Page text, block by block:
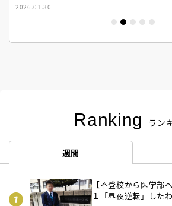
2026.01.30
Ranking ラン
週間
【不登校から医学部
１「昼夜逆転」した